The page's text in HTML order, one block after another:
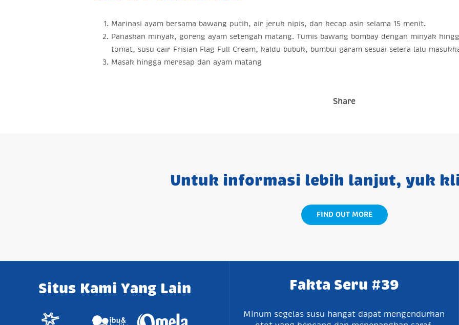
Marinasi ayam bersama bawang putih, air jeruk nipis, dan kecap asin selama 15 menit.
Panaskan minyak, goreng ayam setengah matang. Tumis bawang bombay dengan minyak
tomat, susu cair Frisian Flag Full Cream, kaldu bubuk, bumbui garam sesuai selera lalu
Masak hingga meresap dan ayam matang
Share
Untuk informasi lebih lanjut, yuk
FIND OUT MORE
Situs Kami Yang Lain Fakta Seru #39
Minum segelas susu hangat dapat mengendurkan